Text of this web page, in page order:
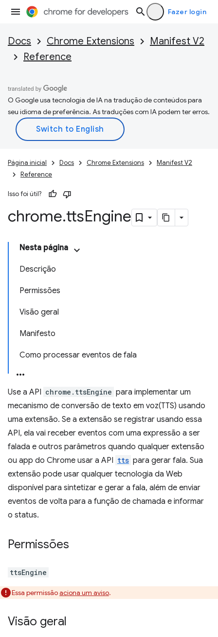
Fazer login
Docs Chrome Extensions
Manifest V2
Reference
O Google usa tecnologia de IA na tradução de conteúdos para
seu idioma de preferência. As traduções com IA podem ter erros.
Página inicial Docs Chrome Extensions
Manifest V2
Reference
Isso foi útil?
chrome.ttsEngine
Nesta página
Descrição
Permissões
Visão geral
Manifesto
Como processar eventos de fala
Use a API chrome.ttsEngine para implementar um
mecanismo de conversão de texto em voz(TTS) usando
uma extensão. Se a extensão se registrar usando essa
API, ela vai receber eventos com uma expressão a ser
falada e outros parâmetros quando qualquer extensão
ou app do Chrome usar a API tts para gerar fala. Sua
extensão pode usar qualquer tecnologia da Web
disponível para sintetizar e gerar a fala, além de enviar
eventos de volta para a função de chamada e informar
o status.
Permissões
ttsEngine
Essa permissãoaciona um aviso.
Visão geral